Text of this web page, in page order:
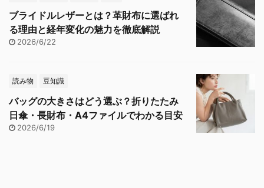
ブライドルレザーとは？革財布に選ばれ
る理由と経年変化の魅力を徹底解説
2026/6/22
読み物 豆知識
バッグの大きさはどう選ぶ？折りたたみ
日傘・長財布・A4ファイルでわかる目安
2026/6/19